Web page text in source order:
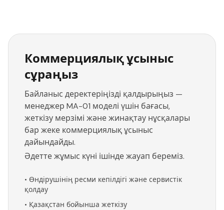
Коммерциялық ұсыныс
сұраңыз
Байланыс деректеріңізді қалдырыңыз —
менеджер MA-01 моделі үшін бағасы,
жеткізу мерзімі және жинақтау нұсқалары
бар жеке коммерциялық ұсыныс
дайындайды.
Әдетте жұмыс күні ішінде жауап береміз.
• Өндірушінің ресми кепілдігі және сервистік
қолдау
• Қазақстан бойынша жеткізу